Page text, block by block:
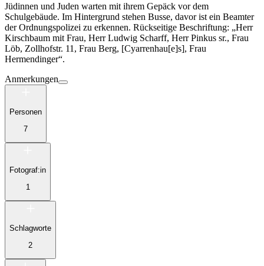
Jüdinnen und Juden warten mit ihrem Gepäck vor dem
Schulgebäude. Im Hintergrund stehen Busse, davor ist ein Beamter
der Ordnungspolizei zu erkennen. Rückseitige Beschriftung: „Herr
Kirschbaum mit Frau, Herr Ludwig Scharff, Herr Pinkus sr., Frau
Löb, Zollhofstr. 11, Frau Berg, [Cyarrenhau[e]s], Frau
Hermendinger“.
Anmerkungen
Personen
7
Fotograf:in
1
Schlagworte
2